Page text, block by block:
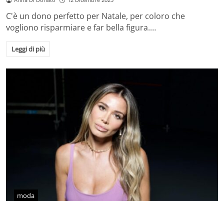
C'è un dono perfetto per Natale, per coloro che
vogliono risparmiare e far bella figura.…
Leggi di più
moda